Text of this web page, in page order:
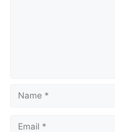
Name
Email